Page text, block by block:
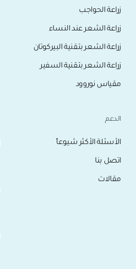
زراعة الحواجب
زراعة الشعر عند النساء
زراعة الشعر بتقنية البيركوتان
زراعة الشعر بتقنية السفير
مقياس نوروود
الدعم
الأسئلة الأكثر شيوعاً
اتصل بنا
مقالات